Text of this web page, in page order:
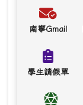
南寧Gmail
學生請假單